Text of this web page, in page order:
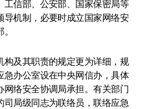
工信部、公安部、国家保密局等
导机制，必要时成立国家网络安
构及其职责的规定更为详细，规
急办公室设在中央网信办，具体
网络安全协调局承担。有关部门
司局级同志为联络员，联络应急